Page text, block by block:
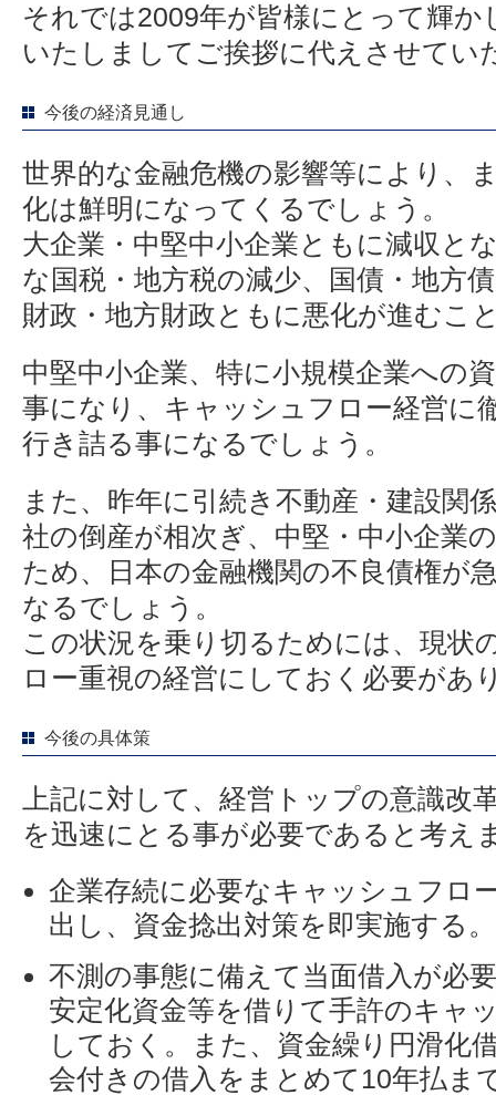
それでは2009年が皆様にとって輝
いたしましてご挨拶に代えさせてい
今後の経済見通し
世界的な金融危機の影響等により、
化は鮮明になってくるでしょう。
大企業・中堅中小企業ともに減収と
な国税・地方税の減少、国債・地方
財政・地方財政ともに悪化が進むこ
中堅中小企業、特に小規模企業への
事になり、キャッシュフロー経営に
行き詰る事になるでしょう。
また、昨年に引続き不動産・建設関
社の倒産が相次ぎ、中堅・中小企業
ため、日本の金融機関の不良債権が
なるでしょう。
この状況を乗り切るためには、現状
ロー重視の経営にしておく必要があ
今後の具体策
上記に対して、経営トップの意識改
を迅速にとる事が必要であると考え
企業存続に必要なキャッシュフロ
出し、資金捻出対策を即実施する。
不測の事態に備えて当面借入が必
安定化資金等を借りて手許のキャ
しておく。また、資金繰り円滑化
会付きの借入をまとめて10年払ま